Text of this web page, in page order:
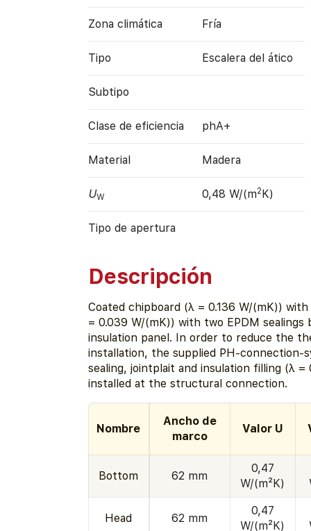
Zona climática Fría
Tipo Escalera del ático
Subtipo
Clase de eficiencia phA+
Material Madera
UW 0,48 W/(m2K)
Tipo de apertura
Descripción
Coated chipboard (λ = 0.136 W/(mK))
= 0.039 W/(mK)) with two EPDM sealings
insulation panel. In order to reduce the
installation, the supplied PH-connection-
sealing, jointplait and insulation filling (λ =
installed at the structural connection.
Nombre
Ancho de
marco
Valor U
Bottom 62 mm
0,47
W/(m²K)
Head 62 mm
0,47
W/(m²K)